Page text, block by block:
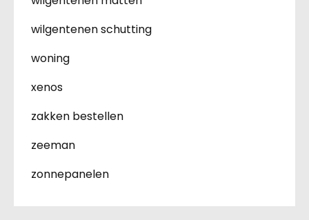
wilgentenen schutting
woning
xenos
zakken bestellen
zeeman
zonnepanelen